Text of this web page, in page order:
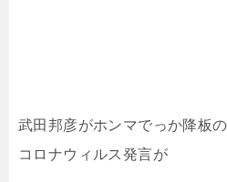
武田邦彦がホンマでっか降板
コロナウィルス発言が